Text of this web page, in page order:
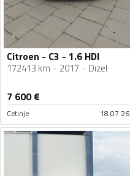
Citroen - C3 - 1.6 HDI
172413 km 2017 Dizel
7 600€
Cetinje 18.07.26